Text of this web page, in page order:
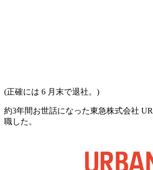
(正確には 6 月末で退社。)
約3年間お世話になった東急株式会社
職した。